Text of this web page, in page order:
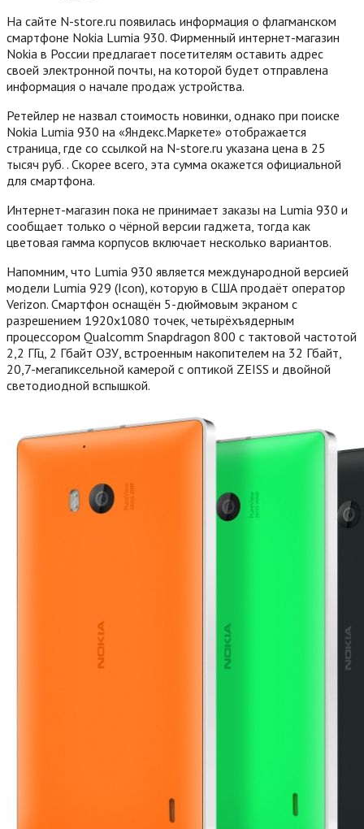
На сайте N-store.ru появилась информация о флагманском
смартфоне Nokia Lumia 930. Фирменный интернет-магазин
Nokia в России предлагает посетителям оставить адрес
своей электронной почты, на которой будет отправлена
информация о начале продаж устройства.
Ретейлер не назвал стоимость новинки, однако при поиске
Nokia Lumia 930 на «Яндекс.Маркете» отображается
страница, где со ссылкой на N-store.ru указана цена в 25
тысяч руб. . Скорее всего, эта сумма окажется официальной
для смартфона.
Интернет-магазин пока не принимает заказы на Lumia 930 и
сообщает только о чёрной версии гаджета, тогда как
цветовая гамма корпусов включает несколько вариантов.
Напомним, что Lumia 930 является международной версией
модели Lumia 929 (Icon), которую в США продаёт оператор
Verizon. Смартфон оснащён 5-дюймовым экраном с
разрешением 1920х1080 точек, четырёхъядерным
процессором Qualcomm Snapdragon 800 с тактовой частотой
2,2 ГГц, 2 Гбайт ОЗУ, встроенным накопителем на 32 Гбайт,
20,7-мегапиксельной камерой с оптикой ZEISS и двойной
светодиодной вспышкой.